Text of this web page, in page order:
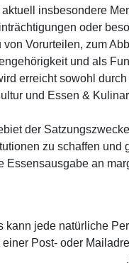
insbesondere
oder
von Vorurteilen, zum
und als
erreicht sowohl
und Essen &
der
zu schaffen und
Essensausgabe an